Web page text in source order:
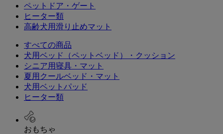
ペットドア・ゲート
ヒーター類
高齢犬用滑り止めマット
すべての商品
犬用ベッド（ペットベッド）・クッション
シニア用寝具・マット
夏用クールベッド・マット
犬用ベットパッド
ヒーター類
おもちゃ